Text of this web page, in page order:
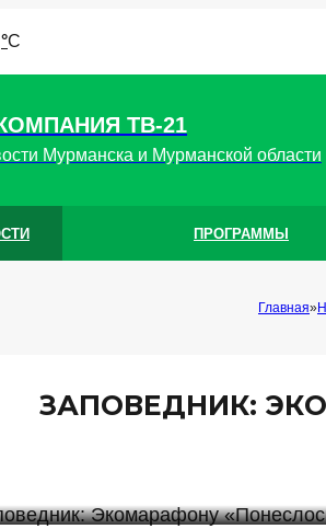
°C
ТВ-21
Мурманска и Мурманской области
ПРОГРАММЫ
Главная
ЗАПОВЕДНИК: